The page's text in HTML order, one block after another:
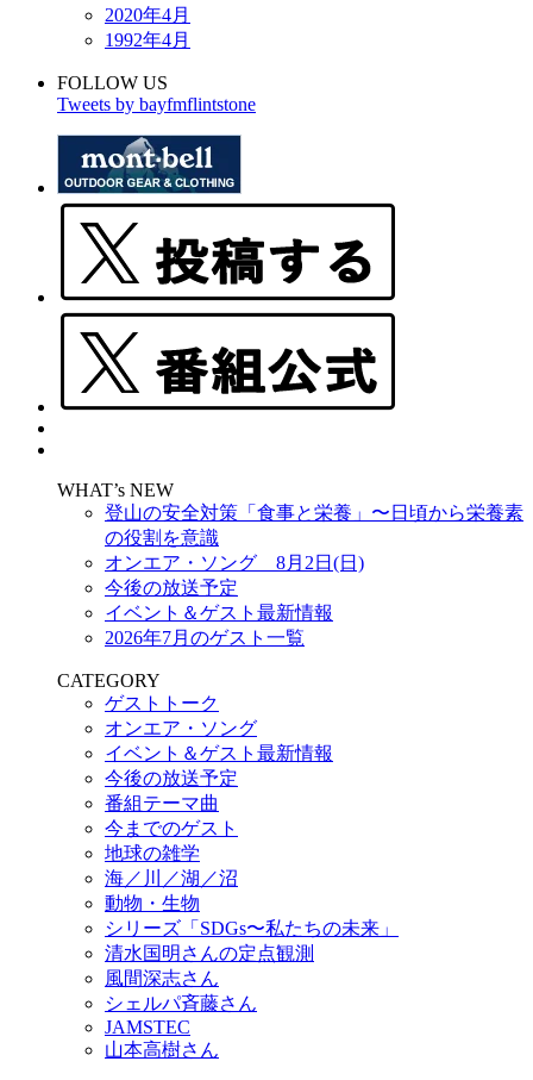
2020年4月
1992年4月
FOLLOW US
Tweets by bayfmflintstone
WHAT’s NEW
登山の安全対策「食事と栄養」〜日頃から栄養素
の役割を意識
オンエア・ソング 8月2日(日)
今後の放送予定
イベント＆ゲスト最新情報
2026年7月のゲスト一覧
CATEGORY
ゲストトーク
オンエア・ソング
イベント＆ゲスト最新情報
今後の放送予定
番組テーマ曲
今までのゲスト
地球の雑学
海／川／湖／沼
動物・生物
シリーズ「SDGs〜私たちの未来」
清水国明さんの定点観測
風間深志さん
シェルパ斉藤さん
JAMSTEC
山本高樹さん